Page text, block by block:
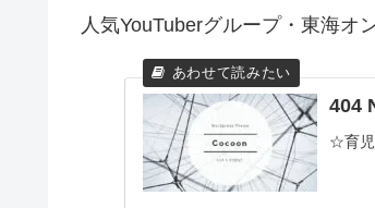
人気YouTuberグループ・東海オ
404
☆育児